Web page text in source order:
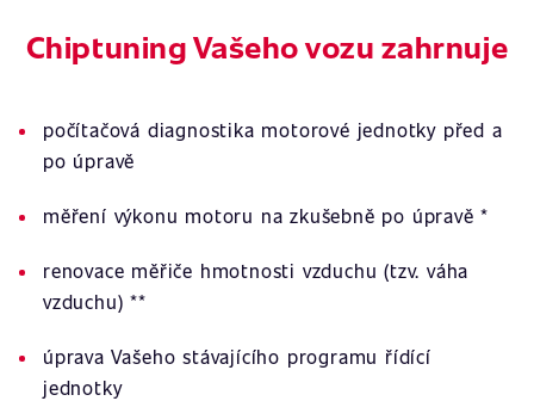
Chiptuning Vašeho vozu zahrnuje
počítačová diagnostika motorové jednotky před a
po úpravě
měření výkonu motoru na zkušebně po úpravě *
renovace měřiče hmotnosti vzduchu (tzv. váha
vzduchu) **
úprava Vašeho stávajícího programu řídící
jednotky